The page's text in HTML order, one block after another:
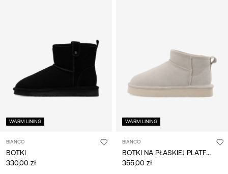
WARM LINING
BIANCO
BOTKI
330,00 zł
WARM LINING
BIANCO
BOTKI NA PŁASKIEJ PLATFORMIE
355,00 zł